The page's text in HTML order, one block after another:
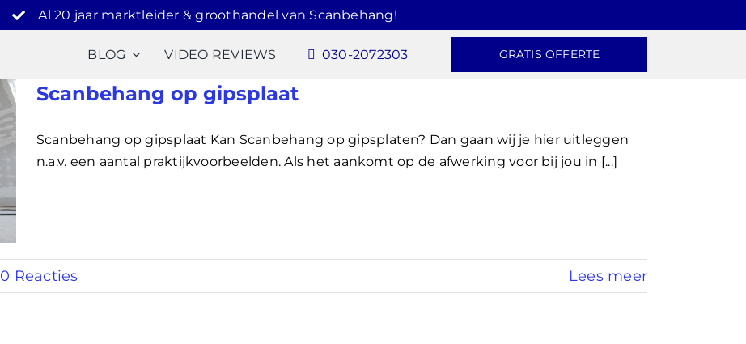
Al 20 jaar marktleider & groothandel van Scanbehang!
BLOG VIDEO REVIEWS 030-2072303 GRATIS OFFERTE
Scanbehang op gipsplaat
Scanbehang op gipsplaat Kan Scanbehang op gipsplaten? Dan gaan wij je hier uitleggen
n.a.v. een aantal praktijkvoorbeelden. Als het aankomt op de afwerking voor bij jou in [...]
0 Reacties Lees meer